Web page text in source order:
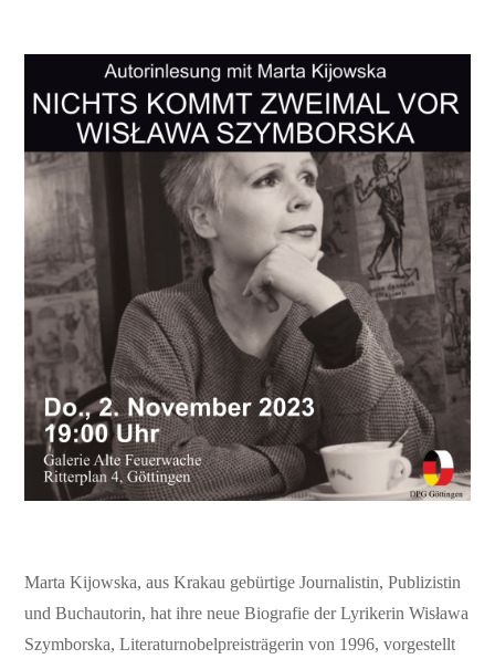
Marta Kijowska, aus Krakau gebürtige Journalistin, Publizistin
und Buchautorin, hat ihre neue Biografie der Lyrikerin Wisława
Szymborska, Literaturnobelpreisträgerin von 1996, vorgestellt